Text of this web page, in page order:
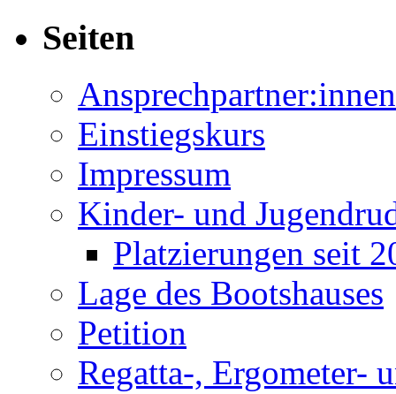
Seiten
Ansprechpartner:innen
Einstiegskurs
Impressum
Kinder- und
Platzierungen seit
Lage des Bootshauses
Petition
Regatta-, Ergometer-